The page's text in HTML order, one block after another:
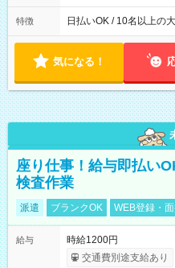
働8時間） ※週5日勤務
によって時間外での勤
特徴 日払いOK / 10名以上の
気になる！
座り仕事！給与即払い
検査作業
派遣 ブランクOK WEB登録・
給与
時給1200円
交通費別途支給あり